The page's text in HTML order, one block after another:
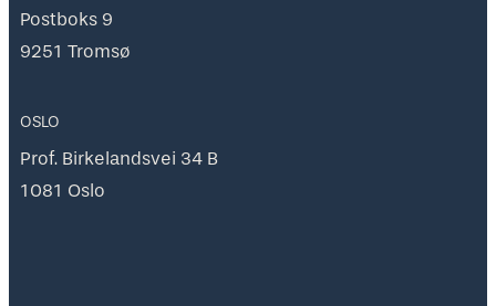
Postboks 9
9251 Tromsø
OSLO
Prof. Birkelandsvei 34 B
1081 Oslo